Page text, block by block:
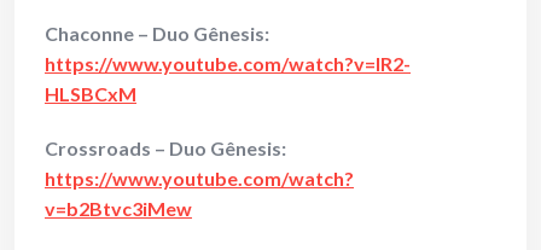
Chaconne – Duo Gênesis:
https://www.youtube.com/watch?v=lR2-
HLSBCxM
Crossroads – Duo Gênesis:
https://www.youtube.com/watch?
v=b2Btvc3iMew